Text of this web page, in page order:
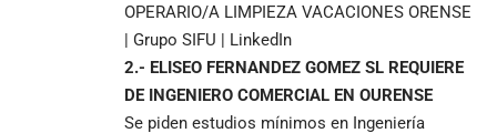
OPERARIO/A LIMPIEZA VACACIONES ORENSE
| Grupo SIFU | LinkedIn
2.- ELISEO FERNANDEZ GOMEZ SL REQUIERE
DE INGENIERO COMERCIAL EN OURENSE
Se piden estudios mínimos en Ingeniería